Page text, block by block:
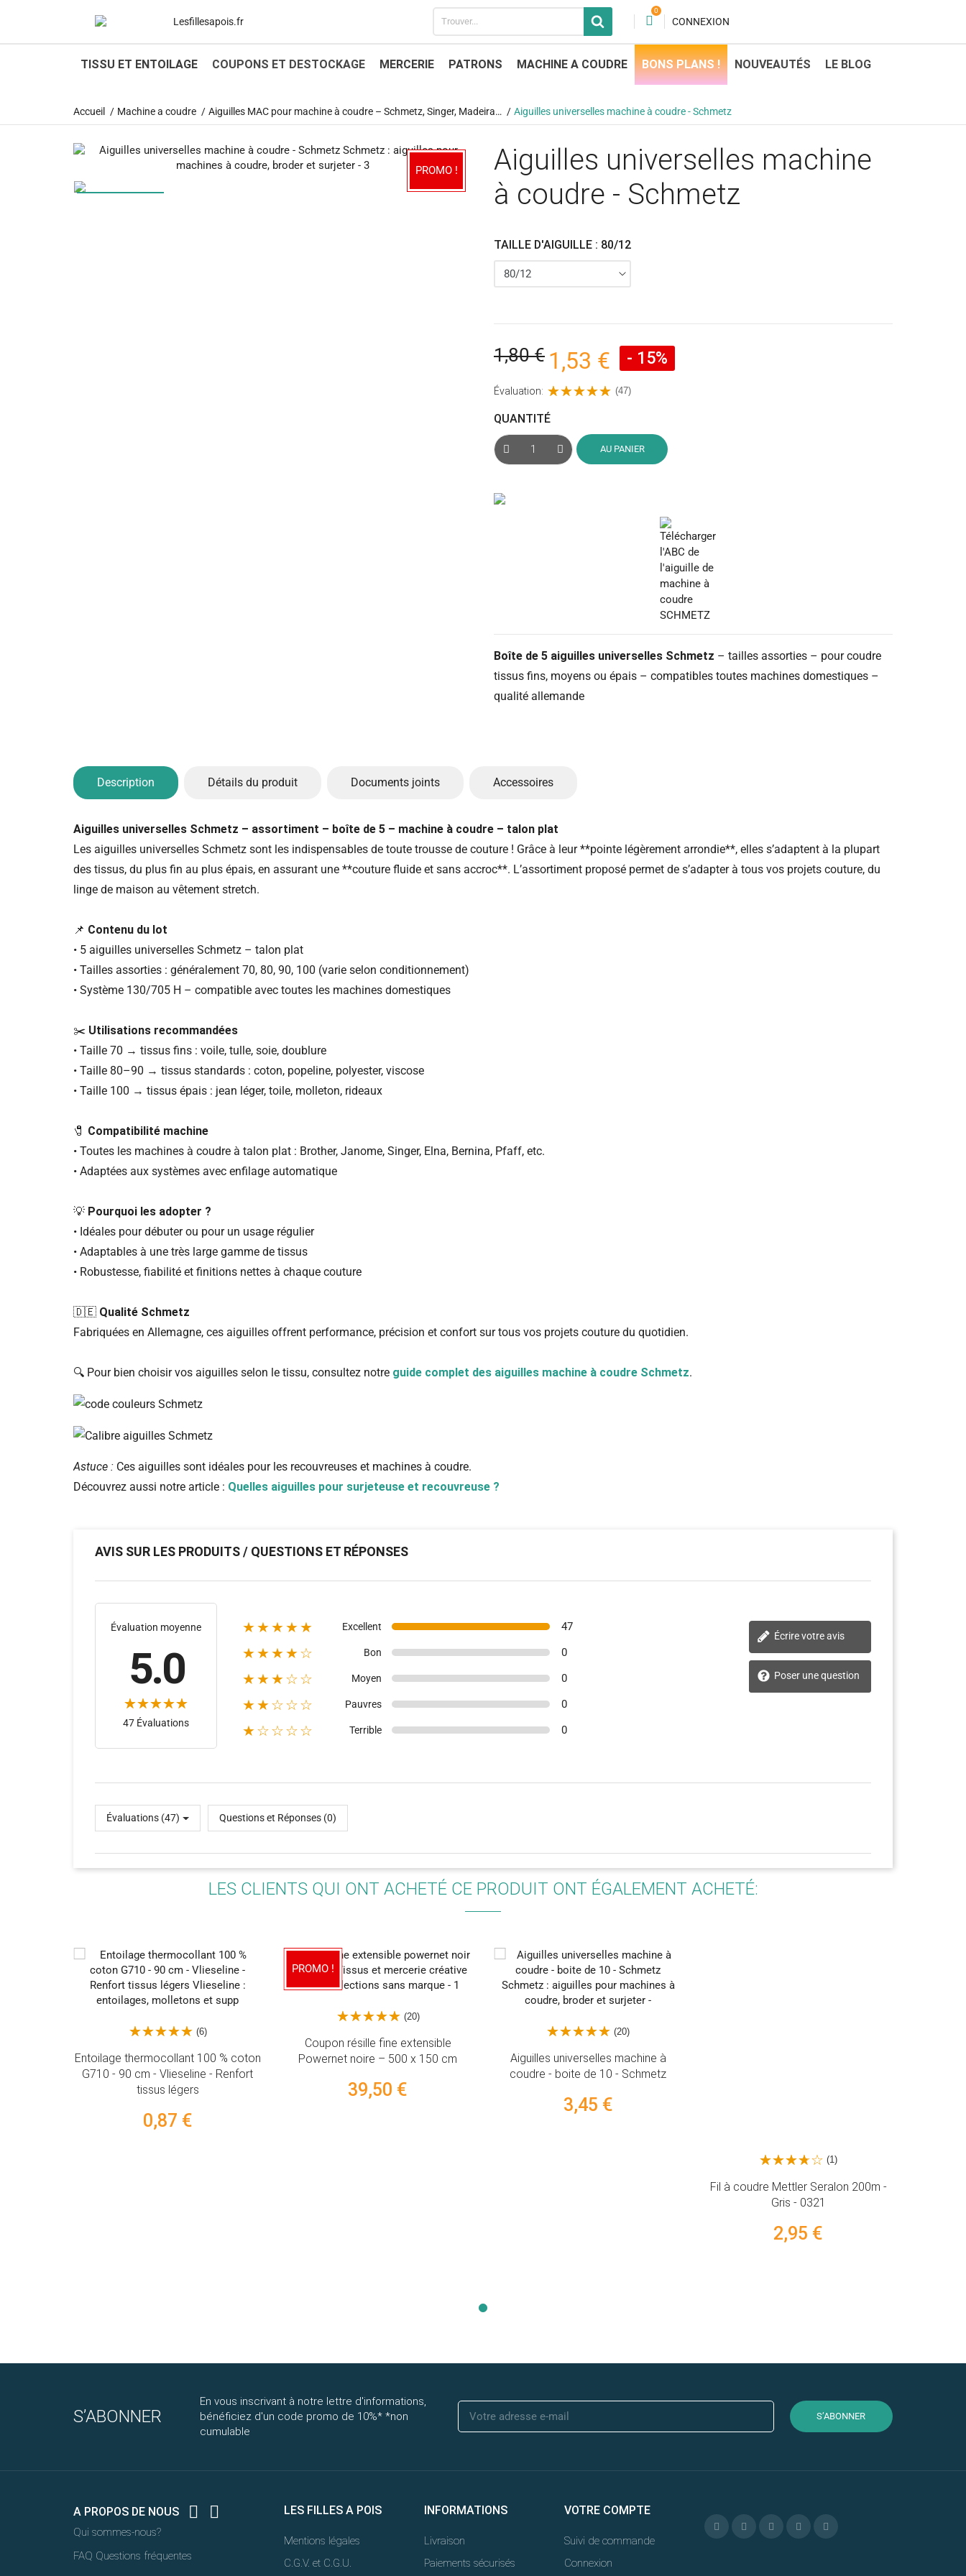
0
CONNEXION
TISSU ET ENTOILAGE COUPONS ET DESTOCKAGE MERCERIE PATRONS MACHINE A COUDRE BONS PLANS ! NOUVEAUTÉS LE BLOG
Accueil Machine a coudre Aiguilles MAC pour machine à coudre – Schmetz, Singer, Madeira… Aiguilles universelles machine à coudre - Schmetz
PROMO !
Aiguilles universelles machine
à coudre - Schmetz
TAILLE D'AIGUILLE : 80/12
1,80 € 1,53 € - 15%
Évaluation: (47)
QUANTITÉ
AU PANIER
Boîte de 5 aiguilles universelles Schmetz – tailles assorties – pour coudre
tissus fins, moyens ou épais – compatibles toutes machines domestiques –
qualité allemande
Description Détails du produit Documents joints Accessoires
Aiguilles universelles Schmetz – assortiment – boîte de 5 – machine à coudre – talon plat
Les aiguilles universelles Schmetz sont les indispensables de toute trousse de couture ! Grâce à leur **pointe légèrement arrondie**, elles s’adaptent à la plupart
des tissus, du plus fin au plus épais, en assurant une **couture fluide et sans accroc**. L’assortiment proposé permet de s’adapter à tous vos projets couture, du
linge de maison au vêtement stretch.
📌 Contenu du lot
• 5 aiguilles universelles Schmetz – talon plat
• Tailles assorties : généralement 70, 80, 90, 100 (varie selon conditionnement)
• Système 130/705 H – compatible avec toutes les machines domestiques
✂️ Utilisations recommandées
• Taille 70 → tissus fins : voile, tulle, soie, doublure
• Taille 80–90 → tissus standards : coton, popeline, polyester, viscose
• Taille 100 → tissus épais : jean léger, toile, molleton, rideaux
🧷 Compatibilité machine
• Toutes les machines à coudre à talon plat : Brother, Janome, Singer, Elna, Bernina, Pfaff, etc.
• Adaptées aux systèmes avec enfilage automatique
💡 Pourquoi les adopter ?
• Idéales pour débuter ou pour un usage régulier
• Adaptables à une très large gamme de tissus
• Robustesse, fiabilité et finitions nettes à chaque couture
🇩🇪 Qualité Schmetz
Fabriquées en Allemagne, ces aiguilles offrent performance, précision et confort sur tous vos projets couture du quotidien.
🔍 Pour bien choisir vos aiguilles selon le tissu, consultez notre guide complet des aiguilles machine à coudre Schmetz.
Astuce : Ces aiguilles sont idéales pour les recouvreuses et machines à coudre.
Découvrez aussi notre article : Quelles aiguilles pour surjeteuse et recouvreuse ?
(2)
AVIS SUR LES PRODUITS / QUESTIONS ET RÉPONSES
Évaluation moyenne
5.0
47 Évaluations
★★★★★ Excellent 47
★★★★☆ Bon 0
★★★☆☆ Moyen 0
★★☆☆☆ Pauvres 0
★☆☆☆☆ Terrible 0
Écrire votre avis
Poser une question
Évaluations (47) Questions et Réponses (0)
LES CLIENTS QUI ONT ACHETÉ CE PRODUIT ONT ÉGALEMENT ACHETÉ:
(6)
Entoilage thermocollant 100 % coton
G710 - 90 cm - Vlieseline - Renfort
tissus légers
0,87 €
PROMO !
(20)
Coupon résille fine extensible
Powernet noire – 500 x 150 cm
39,50 €
(20)
Aiguilles universelles machine à
coudre - boite de 10 - Schmetz
3,45 €
(1)
Fil à coudre Mettler Seralon 200m -
Gris - 0321
2,95 €
S’ABONNER
En vous inscrivant à notre lettre d'informations,
bénéficiez d'un code promo de 10%* *non
cumulable
S’ABONNER
A PROPOS DE NOUS  
Qui sommes-nous?
FAQ Questions fréquentes
LES FILLES A POIS
Mentions légales
C.G.V. et C.G.U.
INFORMATIONS
Livraison
Paiements sécurisés
VOTRE COMPTE
Suivi de commande
Connexion